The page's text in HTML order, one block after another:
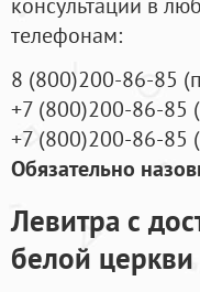
телефонам:
8 (800)200-86-85 (
+7 (800)200-86-85 (
+7 (800)200-86-85 (
Обязательно
Левитра с
белой церкви